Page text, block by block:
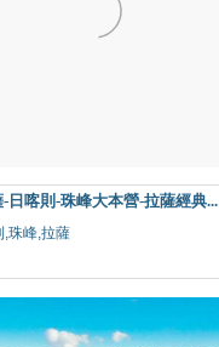
日喀則-珠峰大本營-拉薩經典...
,珠峰,拉薩